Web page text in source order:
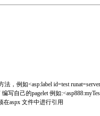
，例如<asp:label id=test
自己的pagelet 例如
在aspx 文件中进行引用